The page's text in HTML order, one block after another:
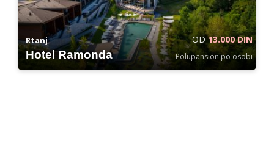
Rtanj
Hotel Ramonda
OD13.000 DIN
Polupansion po osobi